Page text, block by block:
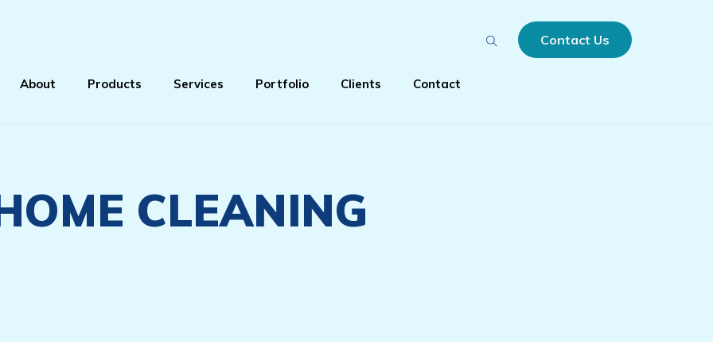
About Products Services Portfolio Clients Contact
Contact Us
CLEANING